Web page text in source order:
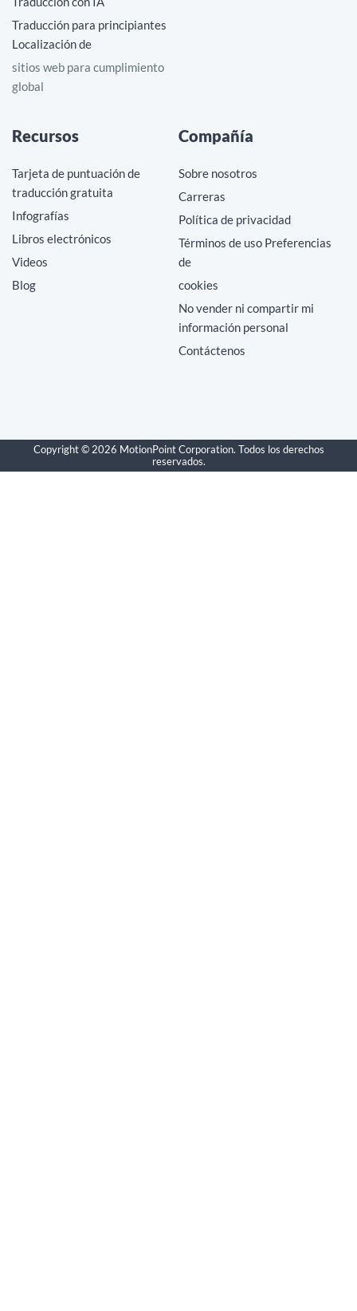
Traducción para principiantes
Localización de
sitios web para cumplimiento
global
Recursos
Tarjeta de puntuación de
traducción gratuita
Infografías
Libros electrónicos
Videos
Blog
Compañía
Sobre nosotros
Carreras
Política de privacidad
Términos de uso Preferencias
de
cookies
No vender ni compartir mi
información personal
Contáctenos
Copyright © 2026 MotionPoint Corporation. Todos los derechos
reservados.